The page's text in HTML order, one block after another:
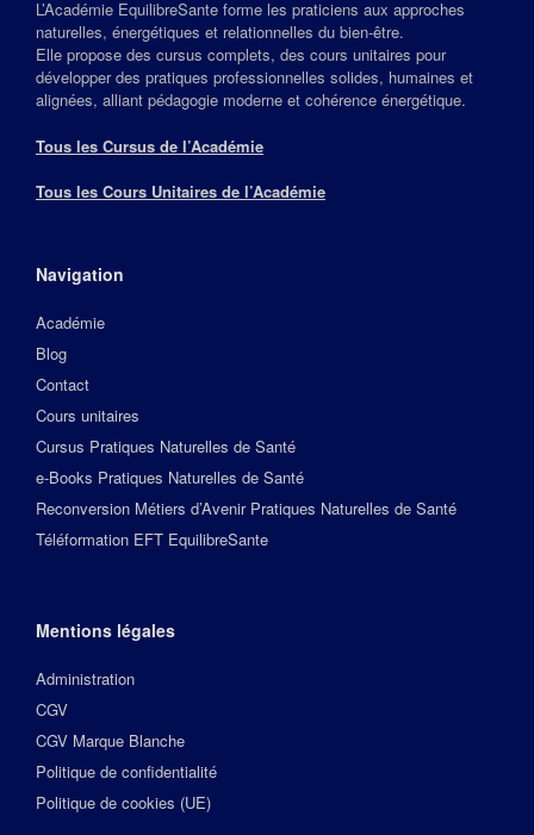
L’Académie EquilibreSante forme les praticiens aux approches
naturelles, énergétiques et relationnelles du bien‑être.
Elle propose des cursus complets, des cours unitaires pour
développer des pratiques professionnelles solides, humaines et
alignées, alliant pédagogie moderne et cohérence énergétique.
Tous les Cursus de l’Académie
Tous les Cours Unitaires de l’Académie
Navigation
Académie
Blog
Contact
Cours unitaires
Cursus Pratiques Naturelles de Santé
e-Books Pratiques Naturelles de Santé
Reconversion Métiers d’Avenir Pratiques Naturelles de Santé
Téléformation EFT EquilibreSante
Mentions légales
Administration
CGV
CGV Marque Blanche
Politique de confidentialité
Politique de cookies (UE)